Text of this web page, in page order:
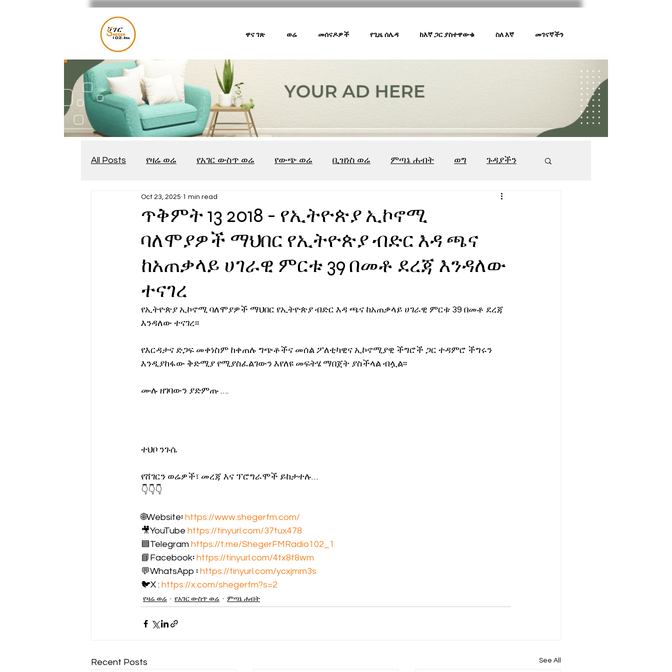
ዋና ገጽ ወሬ መሰናዶዎች የጊዜ ሰሌዳ ከእኛ ጋር ያስተዋውቁ ስለ እኛ መገናኛችን
All Posts የዛሬ ወሬ የአገር ውስጥ ወሬ የውጭ ወሬ ቢዝነስ ወሬ ምጣኔ ሐብት ወግ ጉዳያችን
የጨዋታ እንግዳ 547
የሀኪምዎ መልዕክት ባዮቴክኖሎጂ
ጥቅምት 13 2018 - የኢትዮጵያ ኢኮኖሚ
ባለሞያዎች ማህበር የኢትዮጵያ ብድር እዳ ጫና
ከአጠቃላይ ሀገራዊ ምርቱ 39 በመቶ ደረጃ እንዳለው
ተናገረ
Oct 23, 2025 1 min read
የኢትዮጵያ ኢኮኖሚ ባለሞያዎች ማህበር የኢትዮጵያ ብድር እዳ ጫና ከአጠቃላይ ሀገራዊ ምርቱ 39 በመቶ ደረጃ
እንዳለው ተናገረ፡፡
የእርዳታና ድጋፍ መቀነስም ከቀጠሉ ግጭቶችና መሰል ፖለቲካዊና ኢኮኖሚያዊ ችግሮች ጋር ተዳምሮ ችግሩን
እንዲያከፋው ቅድሚያ የሚያስፈልገውን እየለዩ መፍትሄ ማበጀት ያስችላል ብሏል፡፡
ሙሉ ዘገባውን ያድምጡ ….
ተህቦ ንጉሴ
የሸገርን ወሬዎች፣ መረጃ እና ፕሮግራሞች ይከታተሉ…
👇👇👇
🌐Website፡ https://www.shegerfm.com/
🎥YouTube https://tinyurl.com/37tux478
🟦Telegram https://t.me/ShegerFMRadio102_1
📘Facebook፡ https://tinyurl.com/4tx8t8wm
💬WhatsApp ፡ https://tinyurl.com/ycxjmm3s
🐦X : https://x.com/shegerfm?s=2
የዛሬ ወሬ የአገር ውስጥ ወሬ ምጣኔ ሐብት
Recent Posts See All